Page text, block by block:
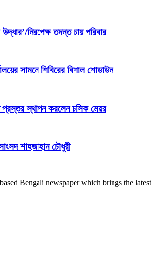
নিরপেক্ষ তদন্ত চায় পরিবার
সামনে শিবিরের বিশাল শোডাউন
প্রস্তর স্থাপন করলেন চসিক মেয়র
শাহজাহান চৌধুরী
Bengali newspaper which brings the